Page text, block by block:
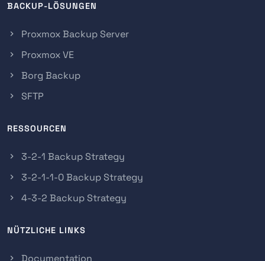
BACKUP-LÖSUNGEN
Proxmox Backup Server
Proxmox VE
Borg Backup
SFTP
RESSOURCEN
3-2-1 Backup Strategy
3-2-1-1-0 Backup Strategy
4-3-2 Backup Strategy
NÜTZLICHE LINKS
Documentation